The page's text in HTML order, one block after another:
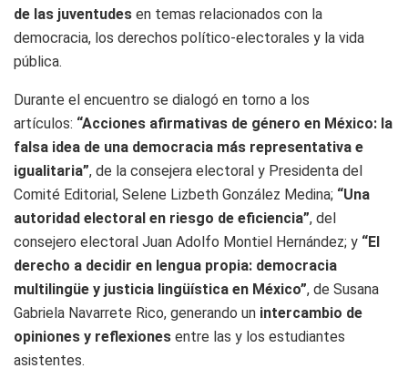
de las juventudes en temas relacionados con la
democracia, los derechos político-electorales y la vida
pública.
Durante el encuentro se dialogó en torno a los
artículos: “Acciones afirmativas de género en México: la
falsa idea de una democracia más representativa e
igualitaria”, de la consejera electoral y Presidenta del
Comité Editorial, Selene Lizbeth González Medina; “Una
autoridad electoral en riesgo de eficiencia”, del
consejero electoral Juan Adolfo Montiel Hernández; y “El
derecho a decidir en lengua propia: democracia
multilingüe y justicia lingüística en México”, de Susana
Gabriela Navarrete Rico, generando un intercambio de
opiniones y reflexiones entre las y los estudiantes
asistentes.